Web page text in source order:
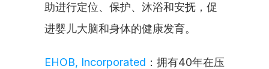
助进行定位、保护、沐浴和安抚，促
进婴儿大脑和身体的健康发育。
EHOB, Incorporated ：拥有40年在压